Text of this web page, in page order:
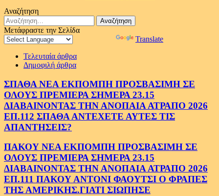
Αναζήτηση
Αναζήτηση
για:
Μετάφραστε την Σελίδα
Translate
Τελευταία άρθρα
Δημοφιλή άρθρα
ΣΠΑΘΑ ΝΕΑ ΕΚΠΟΜΠΗ ΠΡΟΣΒΑΣΙΜΗ ΣΕ
ΟΛΟΥΣ ΠΡΕΜΙΕΡΑ ΣΗΜΕΡΑ 23.15
ΔΙΑΒΑΙΝΟΝΤΑΣ ΤΗΝ ΑΝΟΠΑΙΑ ΑΤΡΑΠΟ 2026
ΕΠ.112 ΣΠΑΘΑ ΑΝΤΕΧΕΤΕ ΑΥΤΕΣ ΤΙΣ
ΑΠΑΝΤΗΣΕΙΣ?
ΠΑΚΟΥ ΝΕΑ ΕΚΠΟΜΠΗ ΠΡΟΣΒΑΣΙΜΗ ΣΕ
ΟΛΟΥΣ ΠΡΕΜΙΕΡΑ ΣΗΜΕΡΑ 23.15
ΔΙΑΒΑΙΝΟΝΤΑΣ ΤΗΝ ΑΝΟΠΑΙΑ ΑΤΡΑΠΟ 2026
ΕΠ.111 ΠΑΚΟΥ ΑΝΤΟΝΙ ΦΑΟΥΤΣΙ Ο ΦΡΑΠΕΣ
ΤΗΣ ΑΜΕΡΙΚΗΣ.ΓΙΑΤΙ ΣΙΩΠΗΣΕ